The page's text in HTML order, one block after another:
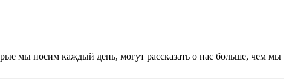
мы носим каждый день, могут рассказать о нас больше, чем мы